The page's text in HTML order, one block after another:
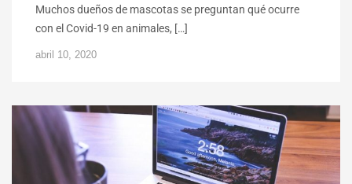
Muchos dueños de mascotas se preguntan qué ocurre
con el Covid-19 en animales, […]
abril 10, 2020